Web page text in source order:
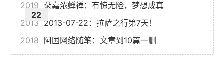
22
2019 朵嘉浓蝉禅：有惊无险，梦想成真
2013 2013-07-22：拉萨之行第7天！
2018
阿国网络随笔：文章到10篇一删